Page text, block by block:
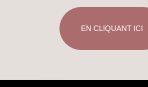
EN CLIQUANT ICI